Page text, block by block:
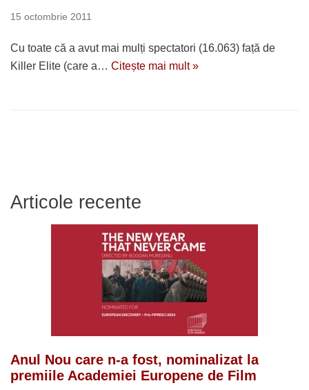
15 octombrie 2011
Cu toate că a avut mai mulți spectatori (16.063) față de
Killer Elite (care a… Citește mai mult »
Articole recente
Anul Nou care n-a fost, nominalizat la
premiile Academiei Europene de Film